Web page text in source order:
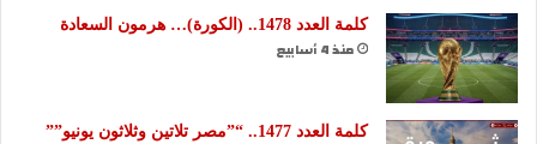
كلمة العدد 1478.. (الكورة)… هرمون السعادة
منذ 4 أسابيع
كلمة العدد 1477.. “”مصر تلاتين وثلاثون يونيو””